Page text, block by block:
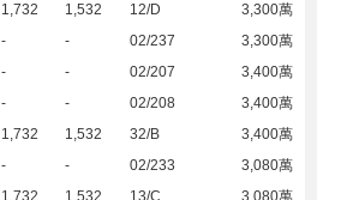
1,732 1,532 12/D
3,300萬
- - 02/237
3,300萬
- - 02/207
3,400萬
- - 02/208
3,400萬
1,732 1,532 32/B
3,400萬
- - 02/233
3,080萬